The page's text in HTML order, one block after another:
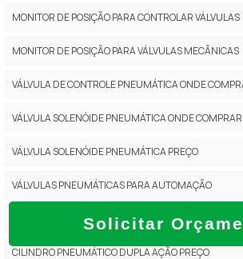
Solicitar
MONITOR DE POSIÇÃO PARA CONTROLAR VÁLVULAS
MONITOR DE POSIÇÃO PARA VÁLVULAS MECÂNICAS
VÁLVULA DE CONTROLE PNEUMÁTICA ONDE
VÁLVULA SOLENÓIDE PNEUMÁTICA ONDE COMPRAR
VÁLVULA SOLENÓIDE PNEUMÁTICA PREÇO
VÁLVULAS PNEUMÁTICAS PARA AUTOMAÇÃO
AUTOMAÇÃO DE VÁLVULAS
CILINDRO PNEUMÁTICO DUPLA AÇÃO PREÇO